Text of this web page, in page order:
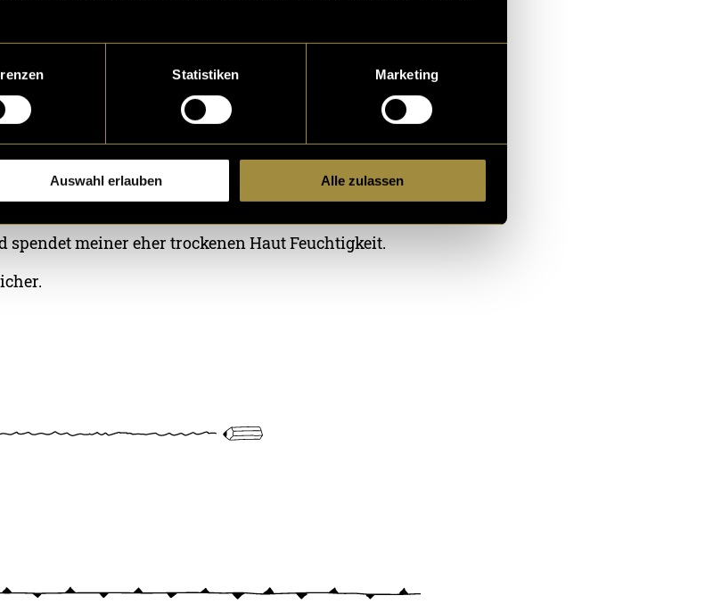
Statistiken Marketing
Auswahl erlauben Alle zulassen
überzeugt:
kann ich Rohstoffe, Aussehen und Geruch
Flüssigseife.
spendet meiner eher trockenen Haut Feuchtigkeit.